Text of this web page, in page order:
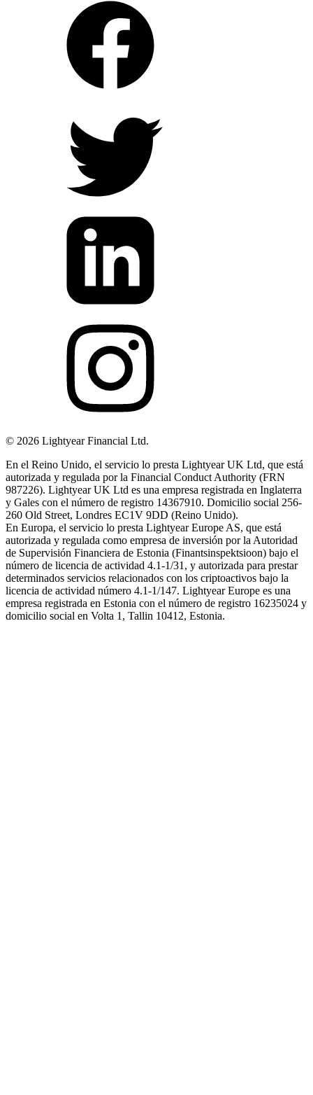
© 2026 Lightyear Financial Ltd.
En el Reino Unido, el servicio lo presta Lightyear UK Ltd, que está
autorizada y regulada por la Financial Conduct Authority (FRN
987226). Lightyear UK Ltd es una empresa registrada en Inglaterra
y Gales con el número de registro 14367910. Domicilio social 256-
260 Old Street, Londres EC1V 9DD (Reino Unido).
En Europa, el servicio lo presta Lightyear Europe AS, que está
autorizada y regulada como empresa de inversión por la Autoridad
de Supervisión Financiera de Estonia (Finantsinspektsioon) bajo el
número de licencia de actividad 4.1-1/31, y autorizada para prestar
determinados servicios relacionados con los criptoactivos bajo la
licencia de actividad número 4.1-1/147. Lightyear Europe es una
empresa registrada en Estonia con el número de registro 16235024 y
domicilio social en Volta 1, Tallin 10412, Estonia.